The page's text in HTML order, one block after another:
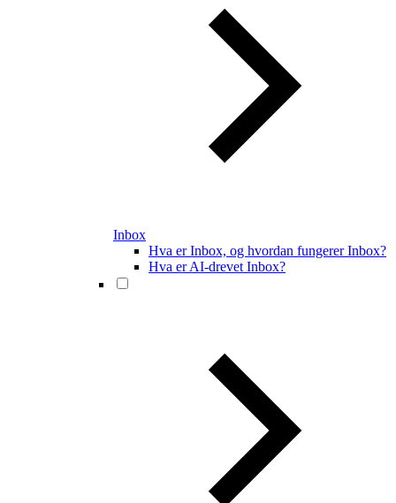
Inbox
Hva er Inbox, og hvordan fungerer Inbox?
Hva er AI-drevet Inbox?